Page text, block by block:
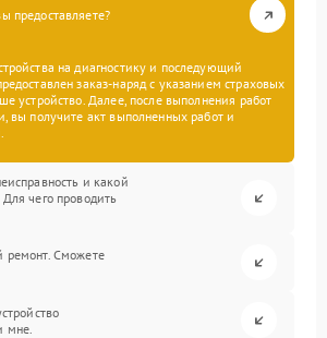
предоставляете?
на диагностику и последующий
заказ-наряд с указанием страховых
устройство. Далее, после выполнения работ
вы получите акт выполненных работ и
и какой
чего проводить
ремонт. Сможете
мне.